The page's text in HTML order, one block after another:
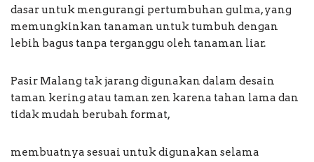
dasar untuk mengurangi pertumbuhan gulma, yang
memungkinkan tanaman untuk tumbuh dengan
lebih bagus tanpa terganggu oleh tanaman liar.
Pasir Malang tak jarang digunakan dalam desain
taman kering atau taman zen karena tahan lama dan
tidak mudah berubah format,
membuatnya sesuai untuk digunakan selama